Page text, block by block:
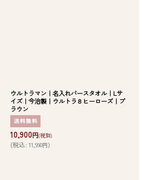
ウルトラマン｜名入れバースタオル｜Lサ
イズ｜今治製｜ウルトラ８ヒーローズ｜ブ
ラウン
10,900円(税別)
(税込: 11,990円)